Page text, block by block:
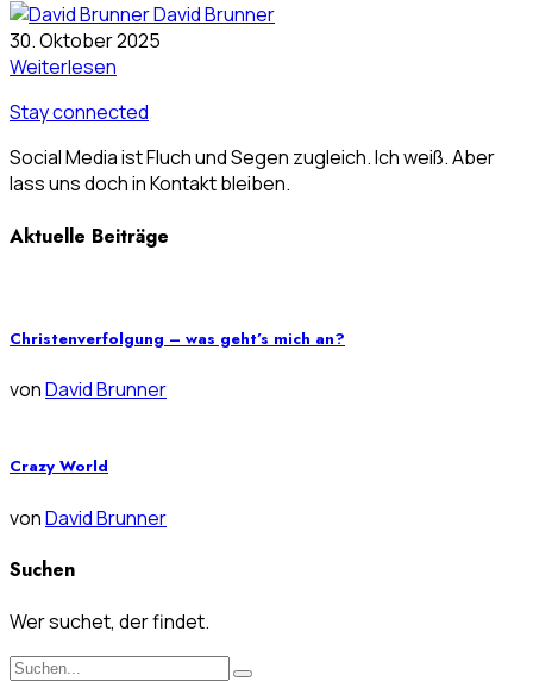
David Brunner
30. Oktober 2025
Weiterlesen
Stay connected
Social Media ist Fluch und Segen zugleich. Ich weiß. Aber
lass uns doch in Kontakt bleiben.
Aktuelle Beiträge
Christenverfolgung – was geht’s mich an?
vonDavid Brunner
Crazy World
vonDavid Brunner
Suchen
Wer suchet, der findet.